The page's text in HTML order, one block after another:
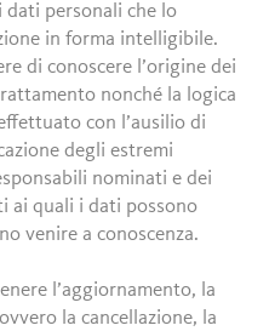
dati personali che lo
in forma intelligibile.
di conoscere l’origine dei
nonché la logica
con l’ausilio di
degli estremi
nominati e dei
ai quali i dati possono
venire a conoscenza.
l’aggiornamento, la
la cancellazione, la